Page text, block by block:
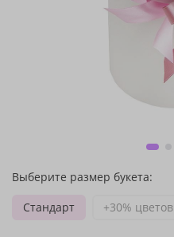
Выберите размер букета:
Стандарт
+30% цветов